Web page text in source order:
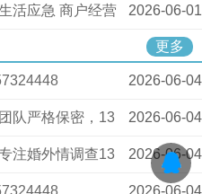
2026-06-01
活应急 商户经营
更多
2026-06-04
2026-06-04
队严格保密，13
2026-06-04
注婚外情调查13
2026-06-04